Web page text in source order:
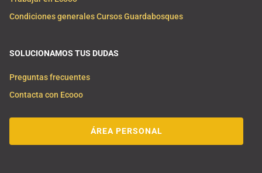
Condiciones generales Cursos Guardabosques
SOLUCIONAMOS TUS DUDAS
Preguntas frecuentes
Contacta con Ecooo
ÁREA PERSONAL